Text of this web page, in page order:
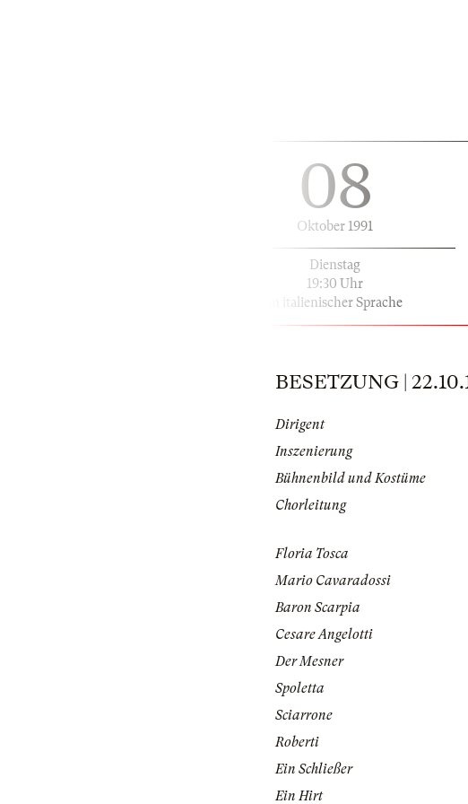
08
Oktober 1991
Dienstag
19:30 Uhr
in italienischer Sprache
BESETZUNG |
Dirigent
Inszenierung
Bühnenbild und Kostüme
Chorleitung
Floria Tosca
Mario Cavaradossi
Baron Scarpia
Cesare Angelotti
Der Mesner
Spoletta
Sciarrone
Roberti
Ein Schließer
Ein Hirt